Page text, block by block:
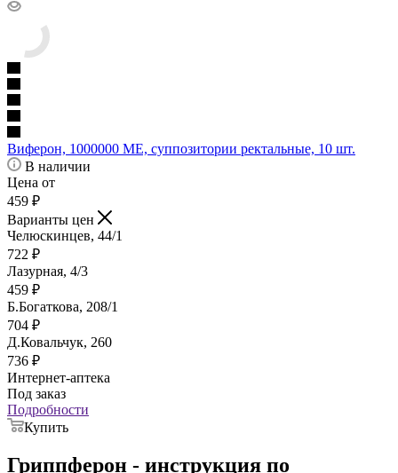
Виферон, 1000000 МЕ, суппозитории ректальные, 10 шт.
В наличии
Цена от
459 ₽
Варианты цен
Челюскинцев, 44/1
722 ₽
Лазурная, 4/3
459 ₽
Б.Богаткова, 208/1
704 ₽
Д.Ковальчук, 260
736 ₽
Интернет-аптека
Под заказ
Подробности
Купить
Гриппферон - инструкция по